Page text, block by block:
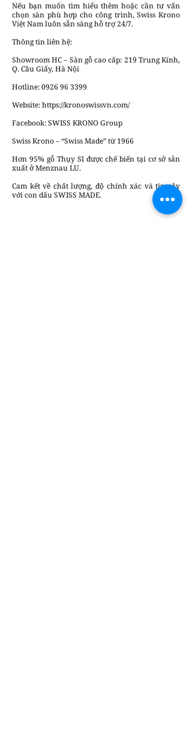
Nếu bạn muốn tìm hiểu thêm hoặc cần tư vấn
chọn sàn phù hợp cho công trình, Swiss Krono
Việt Nam luôn sẵn sàng hỗ trợ 24/7.
Thông tin liên hệ:
Showroom HC – Sàn gỗ cao cấp: 219 Trung Kính,
Q. Cầu Giấy, Hà Nội
Hotline:0926 96 3399
Website:https://kronoswissvn.com/
Facebook: SWISS KRONO Group
Swiss Krono – “Swiss Made” từ 1966
Hơn 95% gỗ Thụy Sĩ được chế biến tại cơ sở sản
xuất ở Menznau LU.
Cam kết về chất lượng, độ chính xác và tin cậy
với con dấu SWISS MADE.